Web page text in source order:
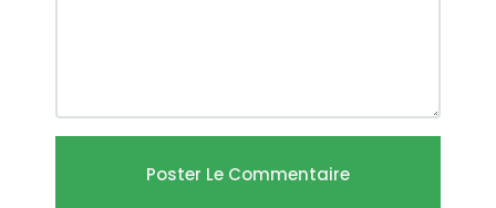
Poster Le Commentaire